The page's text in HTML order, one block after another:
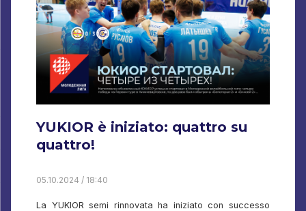
YUKIOR è iniziato: quattro su
quattro!
05.10.2024 / 18:40
La YUKIOR semi rinnovata ha iniziato con successo